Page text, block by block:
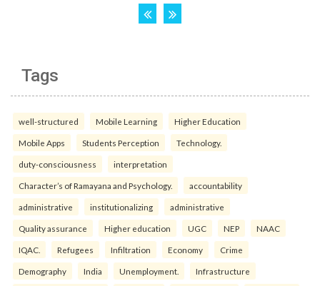
Tags
well-structured Mobile Learning Higher Education
Mobile Apps Students Perception Technology.
duty-consciousness interpretation
Character’s of Ramayana and Psychology. accountability
administrative institutionalizing administrative
Quality assurance Higher education UGC NEP NAAC
IQAC. Refugees Infiltration Economy Crime
Demography India Unemployment. Infrastructure